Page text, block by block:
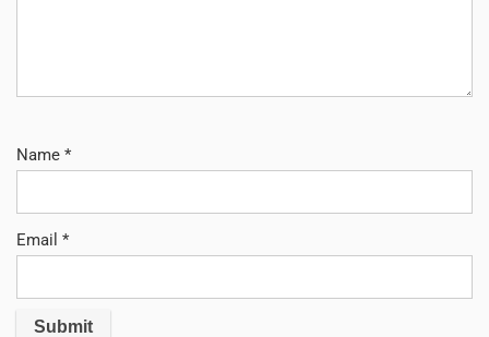
Name *
Email *